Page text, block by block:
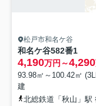
松戸市和名ケ谷
和名ケ谷582番1
4,190万円～4,290
93.98㎡～100.42㎡
建
北総鉄道「秋山」駅